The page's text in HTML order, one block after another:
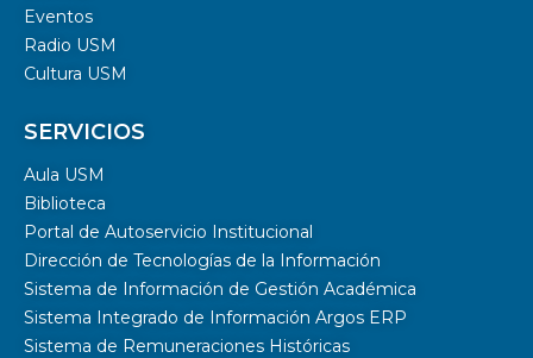
Eventos
Radio USM
Cultura USM
SERVICIOS
Aula USM
Biblioteca
Portal de Autoservicio Institucional
Dirección de Tecnologías de la Información
Sistema de Información de Gestión Académica
Sistema Integrado de Información Argos ERP
Sistema de Remuneraciones Históricas